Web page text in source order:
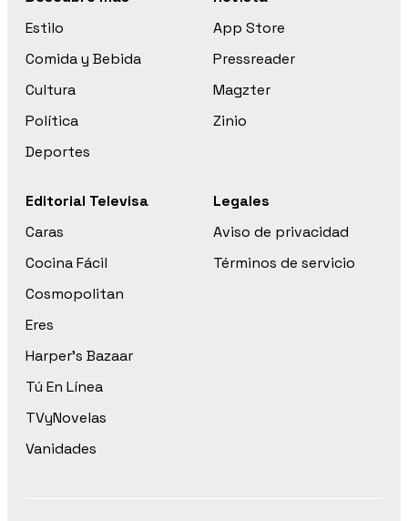
Estilo
Comida y Bebida
Cultura
Política
Deportes
App Store
Pressreader
Magzter
Zinio
Editorial Televisa
Caras
Cocina Fácil
Cosmopolitan
Eres
Harper’s Bazaar
Tú En Línea
TVyNovelas
Vanidades
Legales
Aviso de privacidad
Términos de servicio